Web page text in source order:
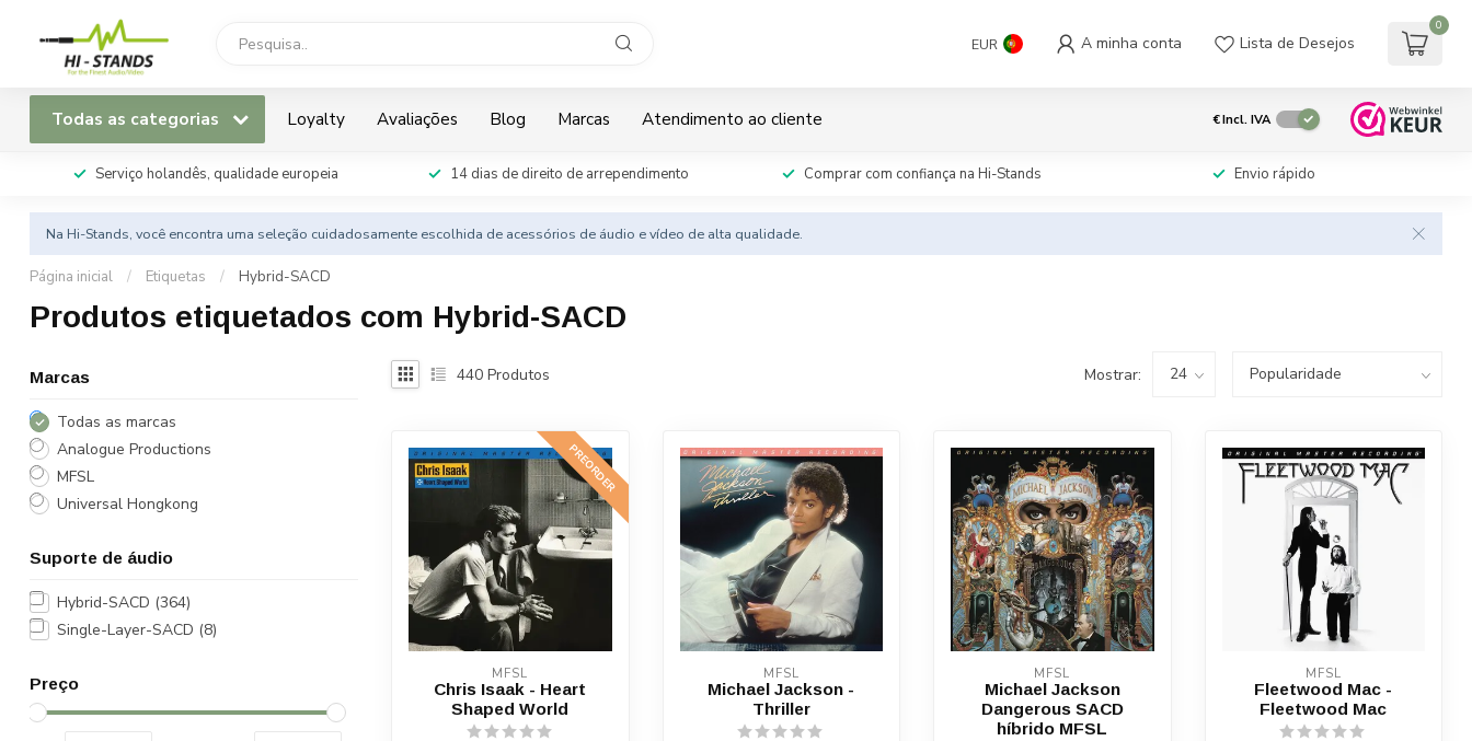
EUR A minha conta Lista de Desejos
0
Todas as categorias Loyalty Avaliações Blog Marcas Atendimento ao cliente €Incl. IVA
Serviço holandês, qualidade europeia 14 dias de direito de arrependimento Comprar com confiança na Hi-Stands Envio rápido
Na Hi-Stands, você encontra uma seleção cuidadosamente escolhida de acessórios de áudio e vídeo de alta qualidade.
Página inicial / Etiquetas / Hybrid-SACD
Produtos etiquetados com Hybrid-SACD
Marcas
Todas as marcas
Analogue Productions
MFSL
Universal Hongkong
Suporte de áudio
Hybrid-SACD (364)
Single-Layer-SACD (8)
Preço
440 Produtos Mostrar:
PREORDER
MFSL
Chris Isaak - Heart
Shaped World
MFSL
Michael Jackson -
Thriller
MFSL
Michael Jackson
Dangerous SACD
híbrido MFSL
MFSL
Fleetwood Mac -
Fleetwood Mac